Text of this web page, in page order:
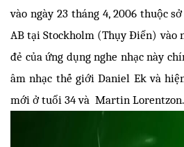
vào ngày 23 tháng 4, 2006 thuộc
AB tại Stockholm (Thụy Điển) vào
đẻ của ứng dụng nghe nhạc này
âm nhạc thế giới Daniel Ek và
mới ở tuổi 34 và  Martin Lorentzon.